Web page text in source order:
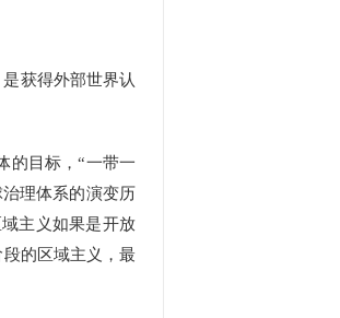
获得外部世界认
的目标，“一带一
理体系的演变历
主义如果是开放
的区域主义，最